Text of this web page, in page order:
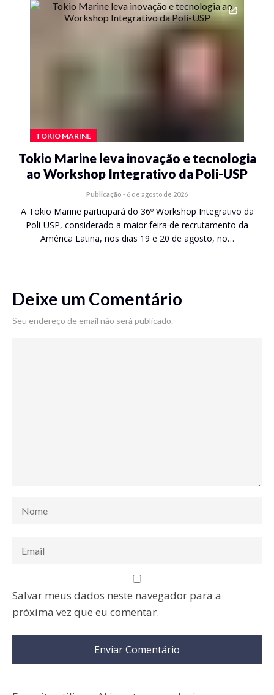
TOKIO MARINE
Tokio Marine leva inovação e tecnologia
ao Workshop Integrativo da Poli-USP
Publicação - 6 de agosto de 2026
A Tokio Marine participará do 36º Workshop Integrativo da
Poli-USP, considerado a maior feira de recrutamento da
América Latina, nos dias 19 e 20 de agosto, no…
Deixe um Comentário
Seu endereço de email não será publicado.
Salvar meus dados neste navegador para a
próxima vez que eu comentar.